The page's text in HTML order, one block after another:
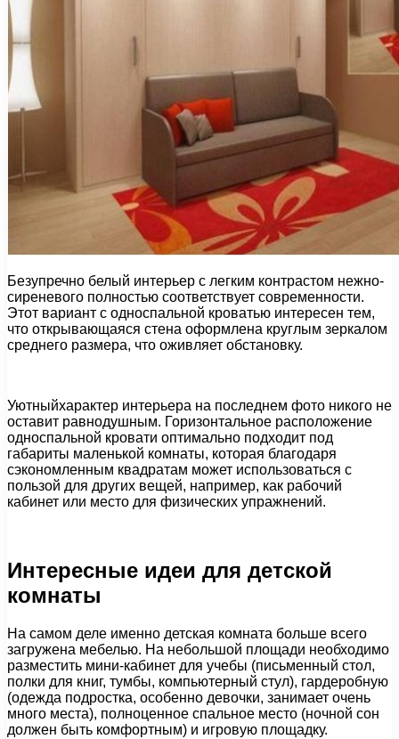
Безупречно белый интерьер с легким контрастом нежно-
сиреневого полностью соответствует современности.
Этот вариант с односпальной кроватью интересен тем,
что открывающаяся стена оформлена круглым зеркалом
среднего размера, что оживляет обстановку.
Уютныйхарактер интерьера на последнем фото никого не
оставит равнодушным. Горизонтальное расположение
односпальной кровати оптимально подходит под
габариты маленькой комнаты, которая благодаря
сэкономленным квадратам может использоваться с
пользой для других вещей, например, как рабочий
кабинет или место для физических упражнений.
Интересные идеи для детской
комнаты
На самом деле именно детская комната больше всего
загружена мебелью. На небольшой площади необходимо
разместить мини-кабинет для учебы (письменный стол,
полки для книг, тумбы, компьютерный стул), гардеробную
(одежда подростка, особенно девочки, занимает очень
много места), полноценное спальное место (ночной сон
должен быть комфортным) и игровую площадку.